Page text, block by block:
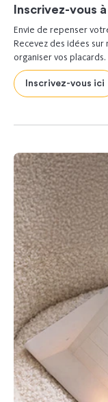
Inscrivez-vous
Envie de repenser
Recevez des idées
organiser vos placards.
Inscrivez-vous ici